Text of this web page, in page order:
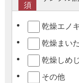
須
乾燥エノキ
乾燥まい
乾燥しめじ
その他